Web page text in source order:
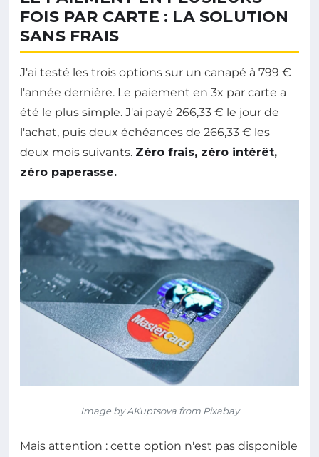
FOIS PAR CARTE : LA SOLUTION
SANS FRAIS
J'ai testé les trois options sur un canapé à 799 €
l'année dernière. Le paiement en 3x par carte a
été le plus simple. J'ai payé 266,33 € le jour de
l'achat, puis deux échéances de 266,33 € les
deux mois suivants. Zéro frais, zéro intérêt,
zéro paperasse.
Image by AKuptsova from Pixabay
Mais attention : cette option n'est pas disponible